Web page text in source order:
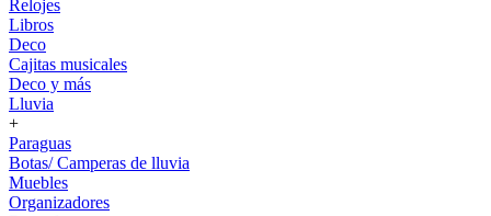
Relojes
Libros
Deco
Cajitas musicales
Deco y más
Lluvia
+
Paraguas
Botas/ Camperas de lluvia
Muebles
Organizadores